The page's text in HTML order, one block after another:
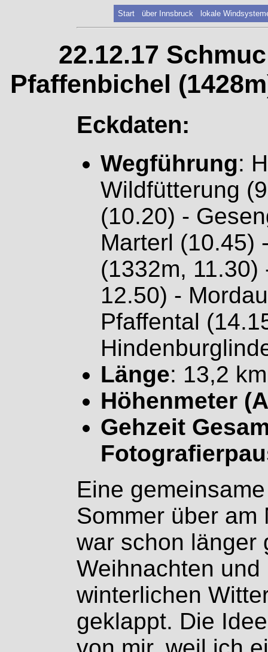
Start über Innsbruck lokale
22.12.17
Pfaffenbichel
Eckdaten:
Wegführung:
Wildfütterung
(10.20) -
Marterl (10.45)
(1332m,
12.50) -
Pfaffental
Länge: 13,2 km
Höhenmeter
Gehzeit
Eine
Sommer über
war schon länger
Weihnachten
winterlichen
geklappt. Die